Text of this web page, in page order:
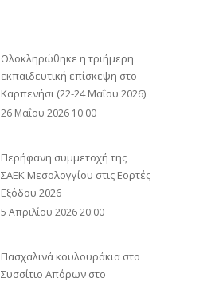
Ολοκληρώθηκε η τριήμερη
εκπαιδευτική επίσκεψη στο
Καρπενήσι (22-24 Μαΐου 2026)
26 Μαΐου 2026 10:00
Περήφανη συμμετοχή της
ΣΑΕΚ Μεσολογγίου στις Εορτές
Εξόδου 2026
5 Απριλίου 2026 20:00
Πασχαλινά κουλουράκια στο
Συσσίτιο Απόρων στο